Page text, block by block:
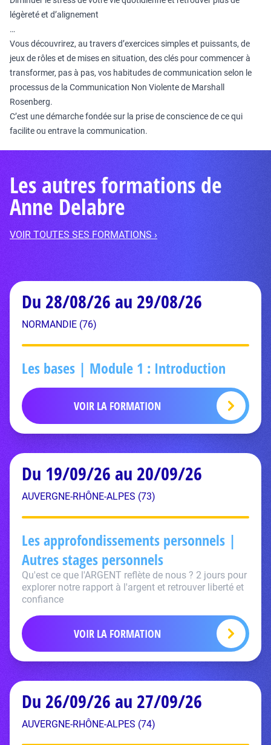
légèreté et d’alignement
…
Vous découvrirez, au travers d’exercices simples et puissants, de
jeux de rôles et de mises en situation, des clés pour commencer à
transformer, pas à pas, vos habitudes de communication selon le
processus de la Communication Non Violente de Marshall
Rosenberg.
C’est une démarche fondée sur la prise de conscience de ce qui
facilite ou entrave la communication.
Les autres formations de
Anne Delabre
VOIR TOUTES SES FORMATIONS ›
Du 28/08/26 au 29/08/26
NORMANDIE (76)
Les bases | Module 1 : Introduction
VOIR LA FORMATION
Du 19/09/26 au 20/09/26
AUVERGNE-RHÔNE-ALPES (73)
Les approfondissements personnels |
Autres stages personnels
Qu'est ce que l'ARGENT reflète de nous ? 2 jours pour
explorer notre rapport à l'argent et retrouver liberté et
confiance
VOIR LA FORMATION
Du 26/09/26 au 27/09/26
AUVERGNE-RHÔNE-ALPES (74)